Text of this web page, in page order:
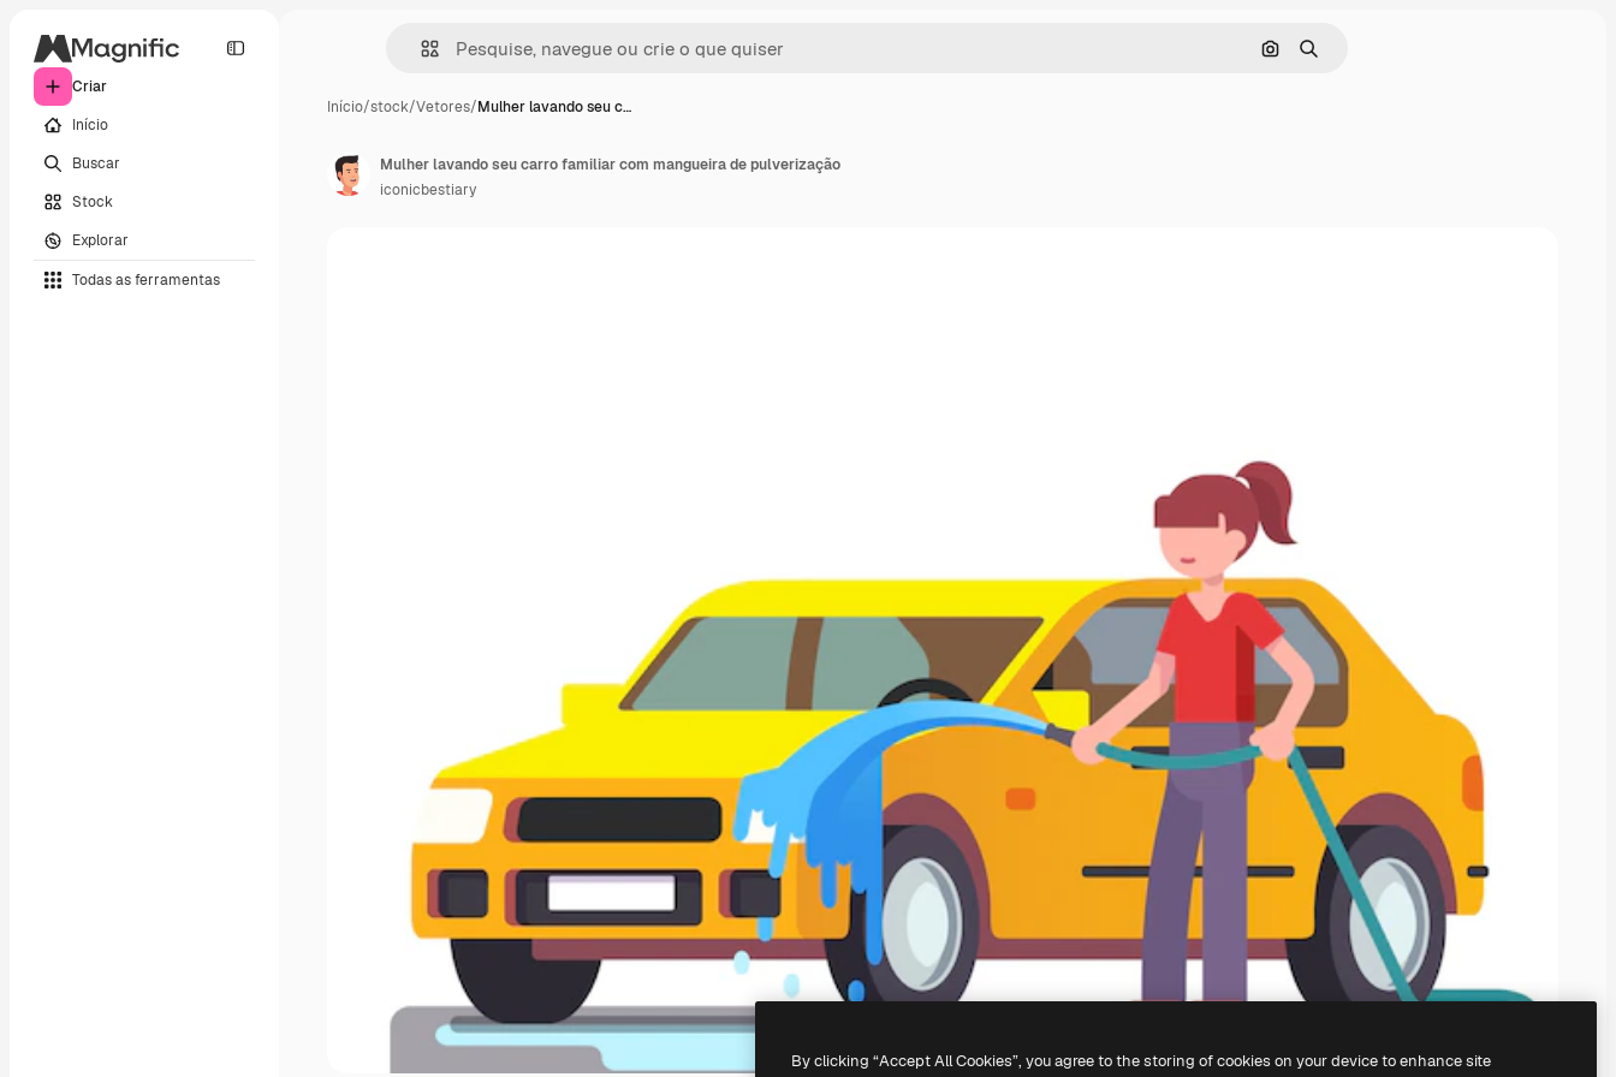
Criar
Início
Buscar
Stock
Explorar
Todas as ferramentas
Pesquisar por imagem
Buscar
Início/stock/Vetores/Mulher lavando seu c…
Mulher lavando seu carro familiar com mangueira de pulverização
iconicbestiary
By clicking “Accept All Cookies”, you agree to the storing of cookies on your device to enhance site